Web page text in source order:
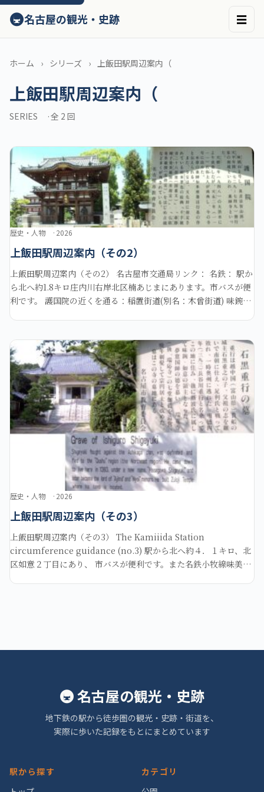
ン
テ
へ
キ
ッ
プ
🚇名古屋の観光・史跡 ☰
ホーム シリーズ 上飯田駅周辺案内（
上飯田駅周辺案内（
SERIES 全 2 回
歴史・人物 2026
上飯田駅周辺案内（その2）
上飯田駅周辺案内（その2） 名古屋市交通局リンク： 名鉄： 駅か
ら北へ約1.8キロ庄内川右岸北区楠あじまにあります。市バスが便
利です。 護国院の近くを通る：稲置街道(別名：木曾街道) 味鋺神
歴史・人物 2026
上飯田駅周辺案内（その3）
上飯田駅周辺案内（その3） The Kamiiida Station
circumference guidance (no.3) 駅から北へ約４．１キロ、北
区如意２丁目にあり、 市バスが便利です。また名鉄小牧線味美駅
🚇 名古屋の観光・史跡
地下鉄の駅から徒歩圏の観光・史跡・街道を、
実際に歩いた記録をもとにまとめています
駅から探す
カテゴリ